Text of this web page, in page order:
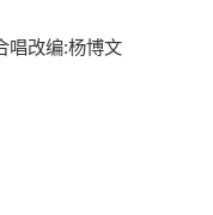
编:杨博文